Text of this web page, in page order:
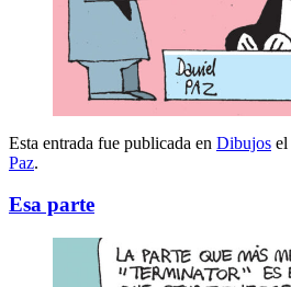
Esta entrada fue publicada en Dibujos el
Paz.
Esa parte